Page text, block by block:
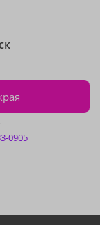
0905